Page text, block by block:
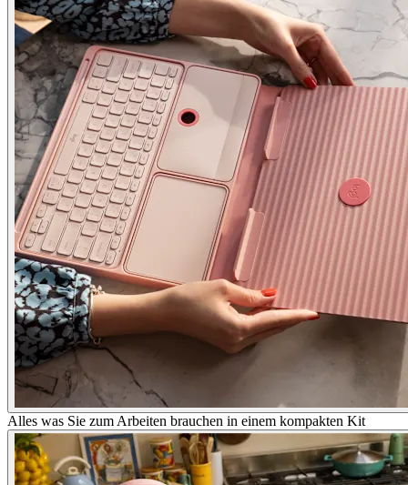
Alles was Sie zum Arbeiten brauchen in einem kompakten Kit